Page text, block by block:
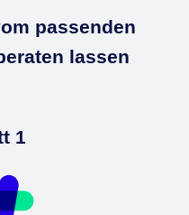
passenden
lassen
1